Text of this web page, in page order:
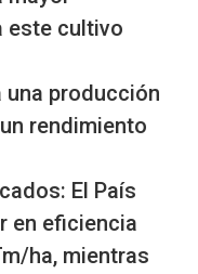
este cultivo
una producción
rendimiento
El País
en eficiencia
ha, mientras